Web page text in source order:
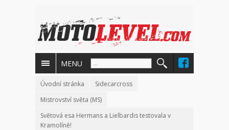
MENU
Úvodní stránka
Sidecarcross
Mistrovství světa (MS)
Světová esa Hermans a Lielbardis testovala v
Kramolíně!